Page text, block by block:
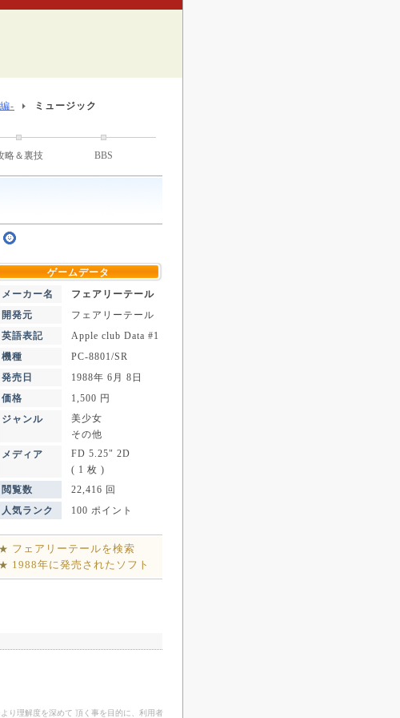
- ミュージック
略＆裏技 BBS
ゲームデータ
メーカー名
フェアリーテール
開発元
フェアリーテール
英語表記
Apple club Data #1
機種
PC-8801/SR
発売日
1988年 6月 8日
価格
1,500 円
ジャンル
美少女
その他
メディア
FD 5.25" 2D
( 1 枚 )
閲覧数
22,416 回
人気ランク
100 ポイント
★ フェアリーテールを検索
★ 1988年に発売されたソフト
り理解度を深めて 頂く事を目的に、利用者